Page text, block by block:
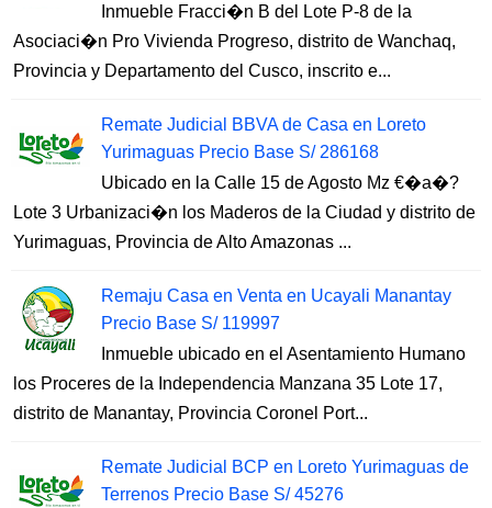
Inmueble Fracci�n B del Lote P-8 de la
Asociaci�n Pro Vivienda Progreso, distrito de Wanchaq,
Provincia y Departamento del Cusco, inscrito e...
Remate Judicial BBVA de Casa en Loreto
Yurimaguas Precio Base S/ 286168
Ubicado en la Calle 15 de Agosto Mz €�a�?
Lote 3 Urbanizaci�n los Maderos de la Ciudad y distrito de
Yurimaguas, Provincia de Alto Amazonas ...
Remaju Casa en Venta en Ucayali Manantay
Precio Base S/ 119997
Inmueble ubicado en el Asentamiento Humano
los Proceres de la Independencia Manzana 35 Lote 17,
distrito de Manantay, Provincia Coronel Port...
Remate Judicial BCP en Loreto Yurimaguas de
Terrenos Precio Base S/ 45276